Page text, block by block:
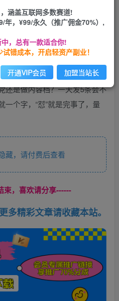
通会员
还是做内容档？一天发5条会不
个字，“怼”就是完事了，量
藏，请付费后查看
束，喜欢请分享------
多精彩文章请收藏本站。
涵盖互联网多数赛道!
年，¥99/永久（推广佣金70%）,
，总有一款适合你!
错成本，开启轻资产副业！
开通VIP会员 加盟当站长